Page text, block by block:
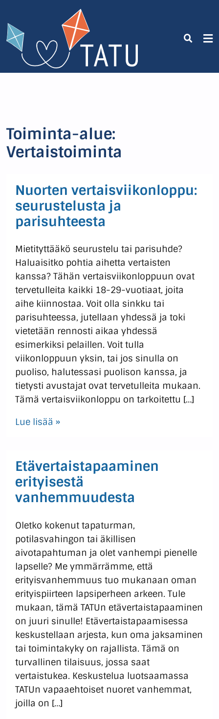
Toiminta-alue:
Vertaistoiminta
Nuorten vertaisviikonloppu:
seurustelusta ja
parisuhteesta
Mietityttääkö seurustelu tai parisuhde?
Haluaisitko pohtia aihetta vertaisten
kanssa? Tähän vertaisviikonloppuun ovat
tervetulleita kaikki 18-29-vuotiaat, joita
aihe kiinnostaa. Voit olla sinkku tai
parisuhteessa, jutellaan yhdessä ja toki
vietetään rennosti aikaa yhdessä
esimerkiksi pelaillen. Voit tulla
viikonloppuun yksin, tai jos sinulla on
puoliso, halutessasi puolison kanssa, ja
tietysti avustajat ovat tervetulleita mukaan.
Tämä vertaisviikonloppu on tarkoitettu […]
Lue lisää »
Etävertaistapaaminen
erityisestä
vanhemmuudesta
Oletko kokenut tapaturman,
potilasvahingon tai äkillisen
aivotapahtuman ja olet vanhempi pienelle
lapselle? Me ymmärrämme, että
erityisvanhemmuus tuo mukanaan oman
erityispiirteen lapsiperheen arkeen. Tule
mukaan, tämä TATUn etävertaistapaaminen
on juuri sinulle! Etävertaistapaamisessa
keskustellaan arjesta, kun oma jaksaminen
tai toimintakyky on rajallista. Tämä on
turvallinen tilaisuus, jossa saat
vertaistukea. Keskustelua luotsaamassa
TATUn vapaaehtoiset nuoret vanhemmat,
joilla on […]